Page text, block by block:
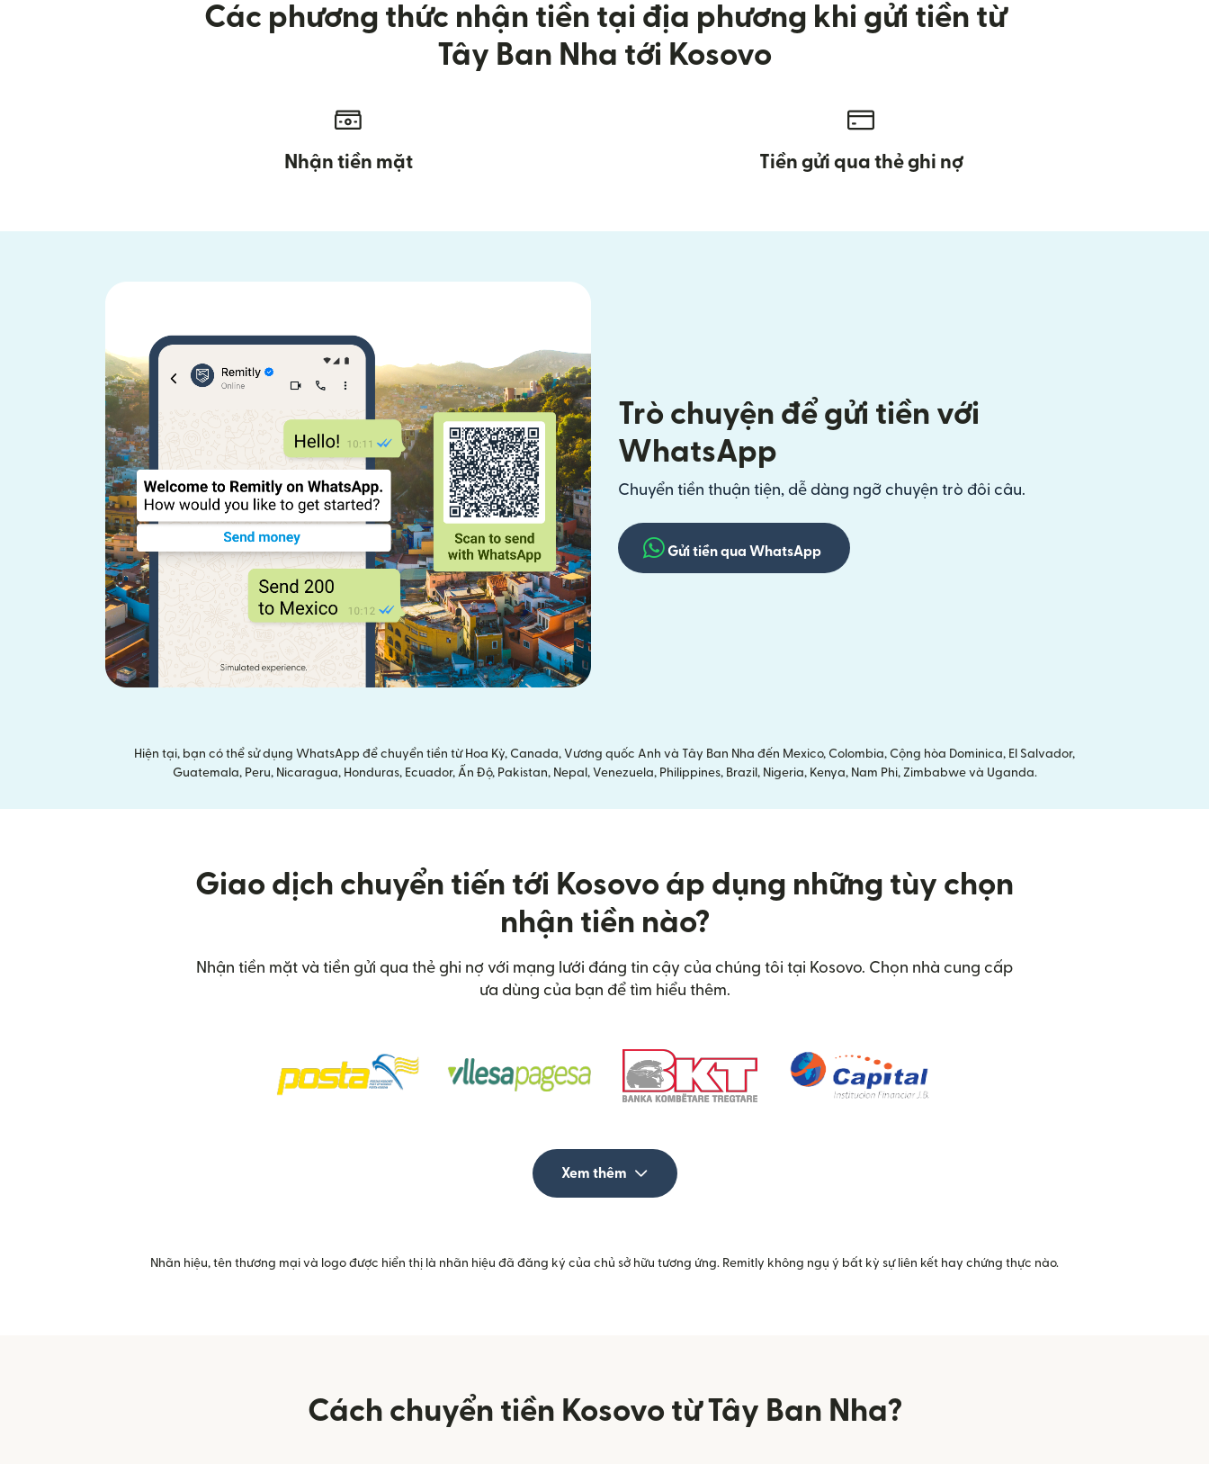
Các phương thức nhận tiền tại địa phương khi gửi tiền từ
Tây Ban Nha tới Kosovo
Nhận tiền mặt Tiền gửi qua thẻ ghi nợ
Trò chuyện để gửi tiền với
WhatsApp
Chuyển tiền thuận tiện, dễ dàng ngỡ chuyện trò đôi câu.
Gửi tiền qua WhatsApp
Hiện tại, bạn có thể sử dụng WhatsApp để chuyển tiền từ Hoa Kỳ, Canada, Vương quốc Anh và Tây Ban Nha đến Mexico, Colombia, Cộng hòa Dominica, El Salvador,
Guatemala, Peru, Nicaragua, Honduras, Ecuador, Ấn Độ, Pakistan, Nepal, Venezuela, Philippines, Brazil, Nigeria, Kenya, Nam Phi, Zimbabwe và Uganda.
Giao dịch chuyển tiến tới Kosovo áp dụng những tùy chọn
nhận tiền nào?
Nhận tiền mặt và tiền gửi qua thẻ ghi nợ với mạng lưới đáng tin cậy của chúng tôi tại Kosovo. Chọn nhà cung cấp
ưa dùng của bạn để tìm hiểu thêm.
Xem thêm
Nhãn hiệu, tên thương mại và logo được hiển thị là nhãn hiệu đã đăng ký của chủ sở hữu tương ứng. Remitly không ngụ ý bất kỳ sự liên kết hay chứng thực nào.
Cách chuyển tiền Kosovo từ Tây Ban Nha?